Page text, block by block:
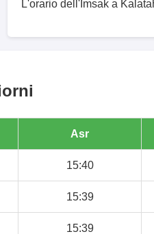
L'orario dell'Imsak a
Asr
15:40
15:39
15:39